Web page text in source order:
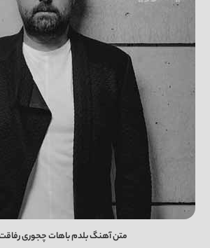
متن آهنگ بلدم باهات چجوری